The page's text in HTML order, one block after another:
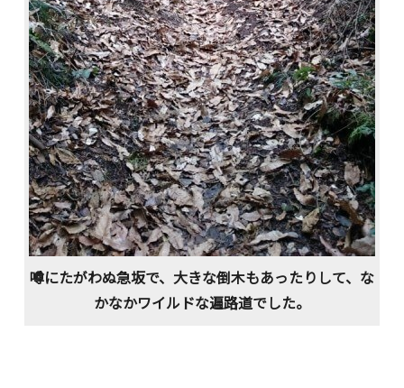
噂にたがわぬ急坂で、大きな倒木もあったりして、な
かなかワイルドな遍路道でした。